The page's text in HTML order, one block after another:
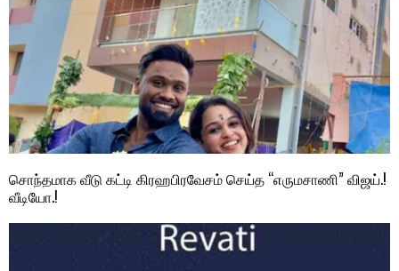
சொந்தமாக வீடு கட்டி கிரஹபிரவேசம் செய்த “எருமசாணி” விஜய்.!
வீடியோ.!